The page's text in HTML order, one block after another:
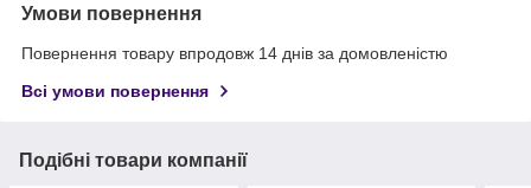
Умови повернення
Повернення товару впродовж 14 днів за домовленістю
Всі умови повернення
Подібні товари компанії